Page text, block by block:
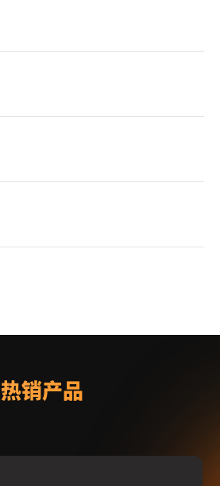
热销产品